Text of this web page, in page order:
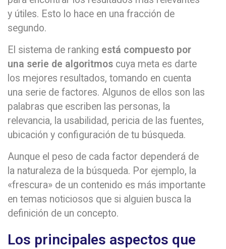
y útiles. Esto lo hace en una fracción de
segundo.
El sistema de ranking está compuesto por
una serie de algoritmos cuya meta es darte
los mejores resultados, tomando en cuenta
una serie de factores. Algunos de ellos son las
palabras que escriben las personas, la
relevancia, la usabilidad, pericia de las fuentes,
ubicación y configuración de tu búsqueda.
Aunque el peso de cada factor dependerá de
la naturaleza de la búsqueda. Por ejemplo, la
«frescura» de un contenido es más importante
en temas noticiosos que si alguien busca la
definición de un concepto.
Los principales aspectos que